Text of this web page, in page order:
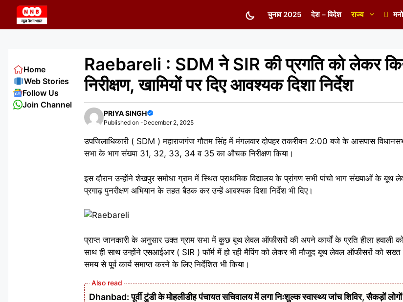
content
चुनाव 2025 देश – विदेश राज्य
Raebareli : SDM ने SIR की प्रगति को लेकर
निरीक्षण, खामियों पर दिए आवश्यक दिशा निर्देश
PRIYA SINGH
Published on -December 2, 2025
उपजिलाधिकारी ( SDM ) महाराजगंज गौतम सिंह में मंगलवार दोपहर तकरीबन 2:00 बजे के आसपास
सभा के भाग संख्या 31, 32, 33, 34 व 35 का औचक निरीक्षण किया।
इस दौरान उन्होंने शेखपुर समोधा ग्राम में स्थित प्राथमिक विद्यालय के प्रांगण सभी पांचो भाग संख्याओं के बूथ
प्रगाढ़ पुनरीक्षण अभियान के तहत बैठक कर उन्हें आवश्यक दिशा निर्देश भी दिए।
प्राप्त जानकारी के अनुसार उक्त ग्राम सभा में कुछ बूथ लेवल ऑफीसरों की अपने कार्यों के प्रति हीला
साथ ही साथ उन्होंने एसआईआर ( SIR ) फॉर्म में हो रही मैपिंग को लेकर भी मौजूद बूथ लेवल ऑफीसरों को
समय से पूर्व कार्य समाप्त करने के लिए निर्देशित भी किया।
Dhanbad: पूर्वी टुंडी के मोहलीडीह पंचायत सचिवालय में लगा निःशुल्क स्वास्थ्य जांच शिविर, सैकड़ों
Home
Web Stories
Follow Us
Join Channel